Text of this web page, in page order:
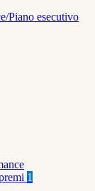
Piano esecutivo
1